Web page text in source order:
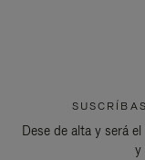
Dese de alta y será
y